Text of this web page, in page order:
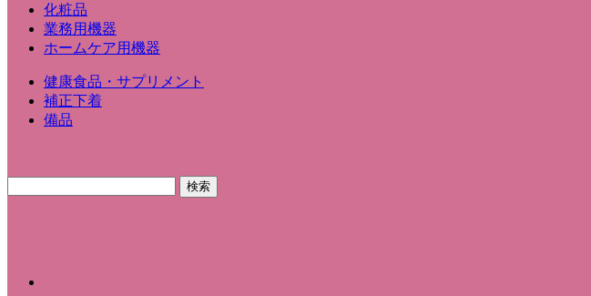
化粧品
業務用機器
ホームケア用機器
健康食品・サプリメント
補正下着
備品